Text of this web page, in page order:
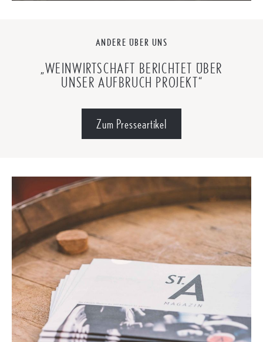
ANDERE ÜBER UNS
„WEINWIRTSCHAFT BERICHTET ÜBER
UNSER AUFBRUCH PROJEKT“
Zum Presseartikel